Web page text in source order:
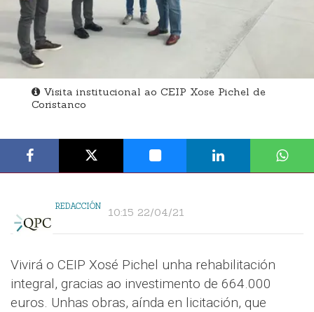
Visita institucional ao CEIP Xose Pichel de
Coristanco
REDACCIÓN 10:15 22/04/21
Vivirá o CEIP Xosé Pichel unha rehabilitación
integral, gracias ao investimento de 664.000
euros. Unhas obras, aínda en licitación, que